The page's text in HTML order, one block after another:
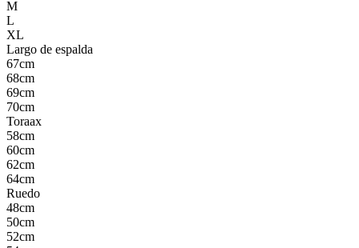
M
L
XL
Largo de espalda
67cm
68cm
69cm
70cm
Toraax
58cm
60cm
62cm
64cm
Ruedo
48cm
50cm
52cm